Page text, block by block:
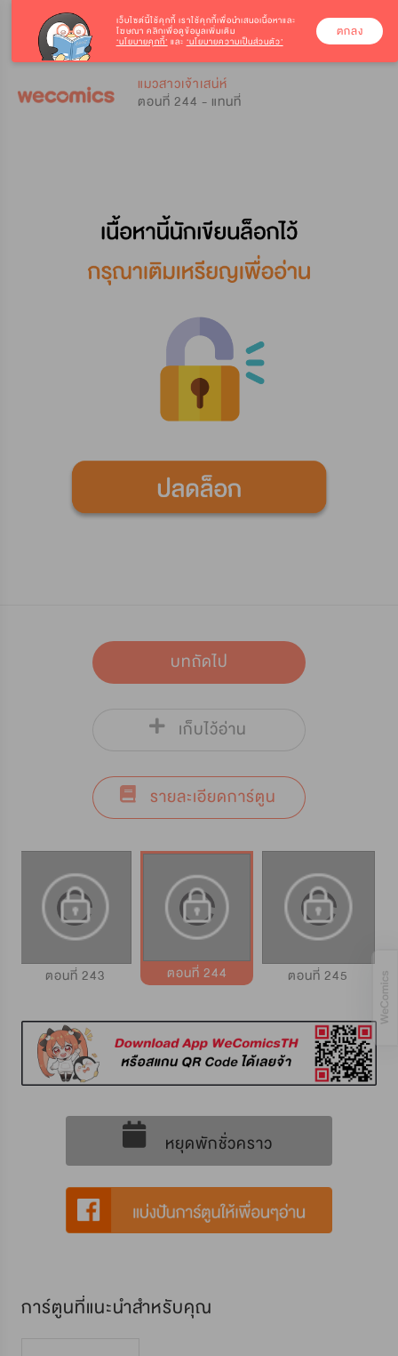
แมวสาวเจ้าเสน่ห์
ตอนที่ 244 - แทนที่
บทถัดไป
เก็บไว้อ่าน
รายละเอียดการ์ตูน
ตอนที่ 243 ตอนที่ 244 ตอนที่ 245
หยุดพักชั่วคราว
การ์ตูนที่แนะนำสำหรับคุณ
เว็บไซต์นี้ใช้คุกกี้ เราใช้คุกกี้เพื่อนำเสนอเนื้อหาและ
โฆษณา คลิกเพื่อดูข้อมูลเพิ่มเติม
‘นโยบายคุกกี้’ และ ‘นโยบายความเป็นส่วนตัว’
ตกลง